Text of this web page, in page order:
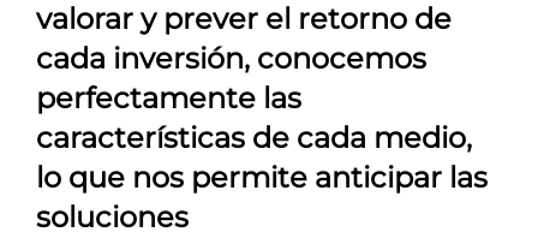
valorar y prever el retorno de
cada inversión, conocemos
perfectamente las
características de cada medio,
lo que nos permite anticipar las
soluciones